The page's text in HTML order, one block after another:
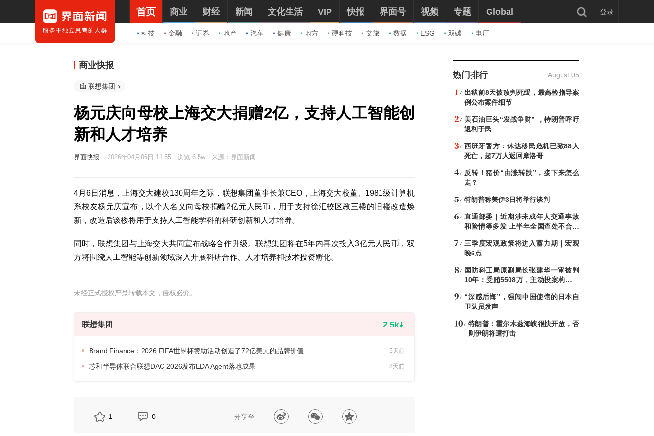
首页
科技 金融 证券 地产 汽车 健康 地方 硬科技 文旅 数据 ESG 双碳 电厂
商业 财经 新闻 文化生活 VIP 快报 界面号 视频 专题 Global 登录
商业快报
联想集团
杨元庆向母校上海交大捐赠2亿，支持人工智能创
新和人才培养
界面快报 2026年04月06日 11:55 浏览 6.5w 来源：界面新闻
4月6日消息，上海交大建校130周年之际，联想集团董事长兼CEO，上海交大校董、1981级计算机
系校友杨元庆宣布，以个人名义向母校捐赠2亿元人民币，用于支持徐汇校区教三楼的旧楼改造焕
新，改造后该楼将用于支持人工智能学科的科研创新和人才培养。
同时，联想集团与上海交大共同宣布战略合作升级。联想集团将在5年内再次投入3亿元人民币，双
方将围绕人工智能等创新领域深入开展科研合作、人才培养和技术投资孵化。
未经正式授权严禁转载本文，侵权必究。
联想集团 2.5k
Brand Finance：2026 FIFA世界杯赞助活动创造了72亿美元的品牌价值 5天前
芯和半导体联合联想DAC 2026发布EDA Agent落地成果 8天前
1 0 分享至
热门排行 August 05
出狱前8天被改判死缓，最高检指导案
例公布案件细节
美石油巨头“发战争财” ，特朗普呼吁
返利于民
西班牙警方：休达移民危机已致88人
死亡，超7万人返回摩洛哥
反转！猪价“由涨转跌”，接下来怎么
走？
特朗普称美伊3日将举行谈判
直通部委｜近期涉未成年人交通事故
和险情等多发 上半年全国查处不合格
三季度宏观政策将进入蓄力期｜宏观
晚6点
国防科工局原副局长张建华一审被判
10年：受贿5508万，主动投案构成自
“深感后悔”，强闯中国使馆的日本自
卫队员发声
特朗普：霍尔木兹海峡很快开放，否
则伊朗将遭打击